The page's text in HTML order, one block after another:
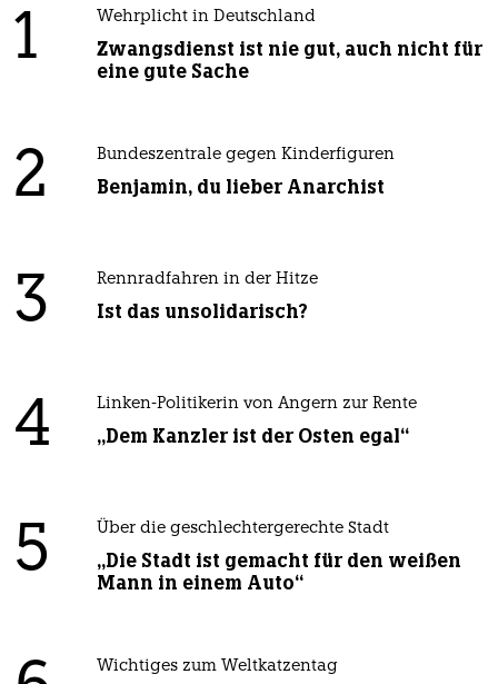
1 Wehrplicht in Deutschland
Zwangsdienst ist nie gut, auch nicht für
eine gute Sache
2 Bundeszentrale gegen Kinderfiguren
Benjamin, du lieber Anarchist
3 Rennradfahren in der Hitze
Ist das unsolidarisch?
4 Linken-Politikerin von Angern zur Rente
„Dem Kanzler ist der Osten egal“
5 Über die geschlechtergerechte Stadt
„Die Stadt ist gemacht für den weißen
Mann in einem Auto“
Wichtiges zum Weltkatzentag